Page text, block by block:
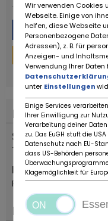
Poloha
Štát
Taliansko
Poloha
Reggio Emilia
Dôležité
Wir verwenden Cookies
Webseite. Einige von
helfen, diese Webseite
Personenbezogene
Adressen), z. B. für
Anzeigen- und
Verwendung Ihrer
unter Einstellungen
Einige Services
Ihrer Einwilligung zur
Verarbeitung deiner
zu. Das EuGH stuft die
Datenschutz nach EU-
dass US-Behörden
Klagemöglichkeit für